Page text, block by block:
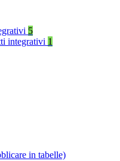
5
integrativi 1
in tabelle)